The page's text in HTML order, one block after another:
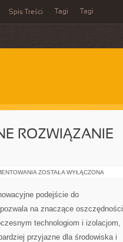
Spis Treści Tagi Tagi
ROZWIĄZANIE
DOM
ROZWIĄZANIE
DLA
ZOSTAŁA WYŁĄCZONA
podejście do
na znaczące oszczędności
technologiom i izolacjom,
przyjazne dla środowiska i